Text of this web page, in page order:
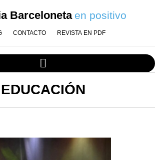
Barceloneta en positivo
CONTACTO REVISTA EN PDF
EDUCACIÓN